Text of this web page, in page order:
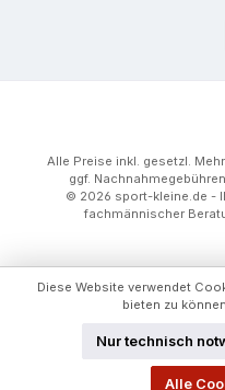
Alle Preise inkl. gesetzl.
ggf.
© 2026 sport-kleine.de -
fachmännischer
Diese Website verwendet
bieten zu können.
Nur technisch
Alle